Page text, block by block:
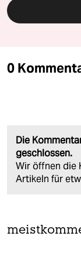
0
Die
geschlossen.
Wir öffnen die
Artikeln für